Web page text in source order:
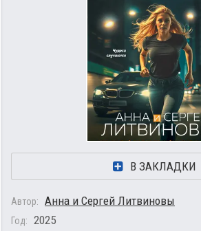
В ЗАКЛАДКИ
Автор: Анна и Сергей Литвиновы
Год: 2025